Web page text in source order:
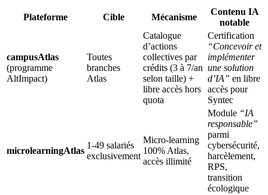
Plateforme Cible Mécanisme
Contenu IA
notable
campusAtlas
(programme
AltImpact)
Toutes
branches
Atlas
Catalogue
d’actions
collectives par
crédits (3 à 7/an
selon taille) +
libre accès hors
quota
Certification
“Concevoir et
implémenter
une solution
d’IA” en libre
accès pour
Syntec
microlearningAtlas
1-49 salariés
exclusivement
Micro-learning
100% Atlas,
accès illimité
Module “IA
responsable”
parmi
cybersécurité,
harcèlement,
RPS,
transition
écologique